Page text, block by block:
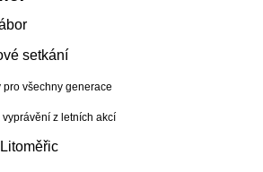
setkání
pro všechny generace
z letních akcí